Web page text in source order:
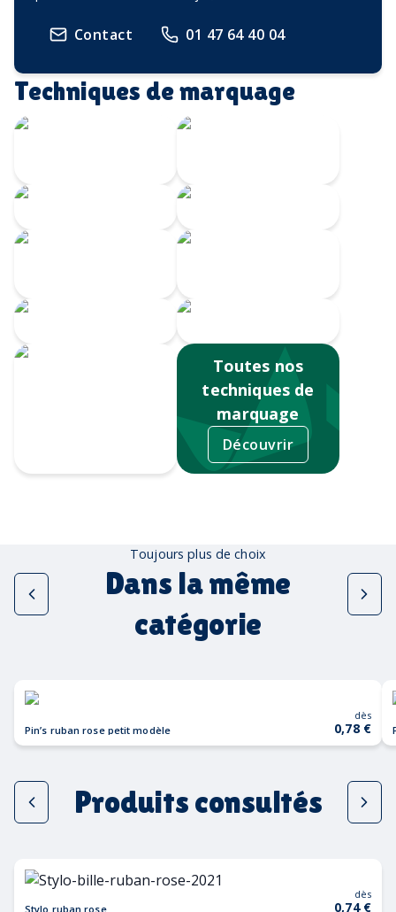
Contact 01 47 64 40 04
Techniques de marquage
Toutes nos
techniques de
marquage
Découvrir
Toujours plus de choix
Dans la même
catégorie
Pin’s ruban rose petit modèle
dès
0,78 €
Produits consultés
Stylo ruban rose
dès
0,74 €